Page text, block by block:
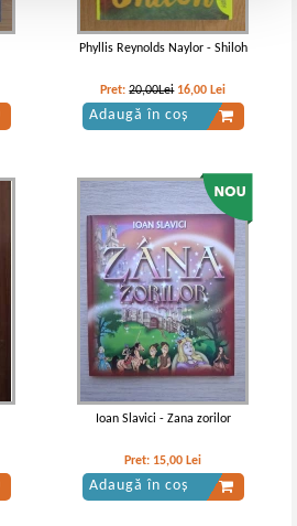
Phyllis Reynolds Naylor - Shiloh
Pret:20,00Lei 16,00 Lei
Adaugă în coș
Ioan Slavici - Zana zorilor
Pret: 15,00 Lei
Adaugă în coș